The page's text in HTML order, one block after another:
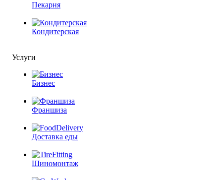
Пекарня
Кондитерская
Услуги
Бизнес
Франшиза
Доставка еды
Шиномонтаж